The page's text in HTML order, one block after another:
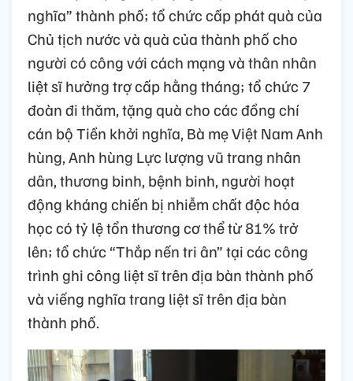
nghĩa” thành phố; tổ chức cấp phát quà của
Chủ tịch nước và quà của thành phố cho
người có công với cách mạng và thân nhân
liệt sĩ hưởng trợ cấp hằng tháng; tổ chức 7
đoàn đi thăm, tặng quà cho các đồng chí
cán bộ Tiền khởi nghĩa, Bà mẹ Việt Nam Anh
hùng, Anh hùng Lực lượng vũ trang nhân
dân, thương binh, bệnh binh, người hoạt
động kháng chiến bị nhiễm chất độc hóa
học có tỷ lệ tổn thương cơ thể từ 81% trở
lên; tổ chức “Thắp nến tri ân” tại các công
trình ghi công liệt sĩ trên địa bàn thành phố
và viếng nghĩa trang liệt sĩ trên địa bàn
thành phố.